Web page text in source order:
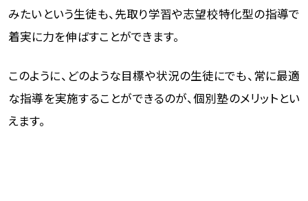
みたいという生徒も、先取り学習や志望校特化型の指導で
着実に力を伸ばすことができます。
このように、どのような目標や状況の生徒にでも、常に最適
な指導を実施することができるのが、個別塾のメリットとい
えます。